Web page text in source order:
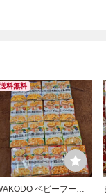
送料無料
ベビーフード